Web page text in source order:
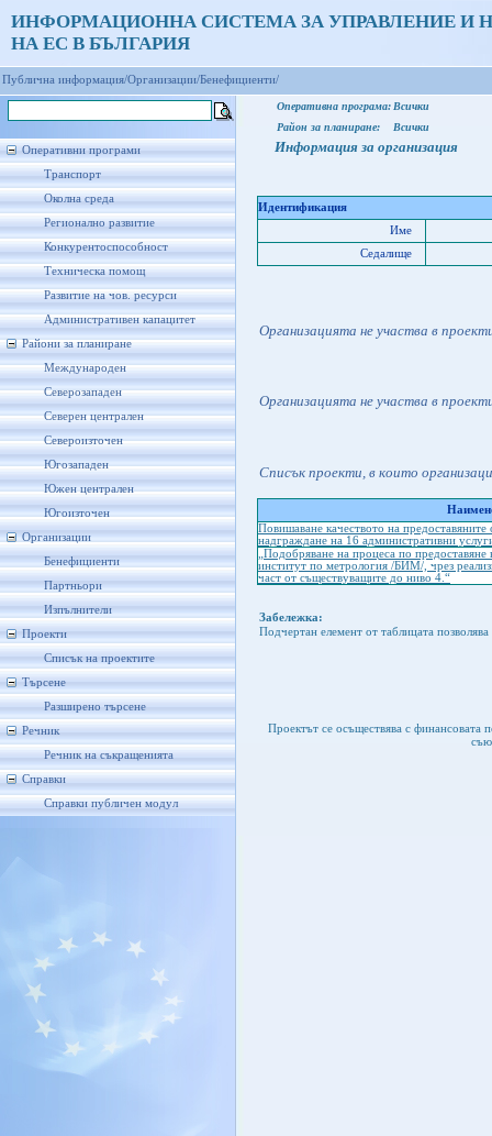
ИНФОРМАЦИОННА СИСТЕМА ЗА УПРАВЛЕНИЕ И
НА ЕС В БЪЛГАРИЯ
Публична информация/Организации/Бенефициенти/
Оперативни програми
Транспорт
Околна среда
Регионално развитие
Конкурентоспособност
Техническа помощ
Развитие на чов. ресурси
Административен капацитет
Райони за планиране
Международен
Северозападен
Северен централен
Североизточен
Югозападен
Южен централен
Югоизточен
Организации
Бенефициенти
Партньори
Изпълнители
Проекти
Списък на проектите
Търсене
Разширено търсене
Речник
Речник на съкращенията
Справки
Справки публичен модул
Оперативна програма: Всички
Район за планиране:
Всички
Информация за организация
Идентификация
Име
Седалище
Организацията не участва в
Организацията не участва в
Списък проекти, в които
Повишаване качеството на
надграждане на 16 административни
„Подобряване на процеса по
институт по метрология /БИМ/, чрез
част от съществуващите до ниво 4.“
Забележка:
Подчертан елемент от таблицата
Проектът се осъществява с финансовата